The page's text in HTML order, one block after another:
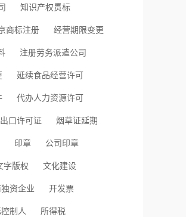
知识产权贯标
商标注册
经营期限变更
注册劳务派遣公司
延续食品经营许可
代办人力资源许可
出口许可证
烟草证延期
印章
公司印章
字版权
文化建设
资企业
开发票
制人
所得税